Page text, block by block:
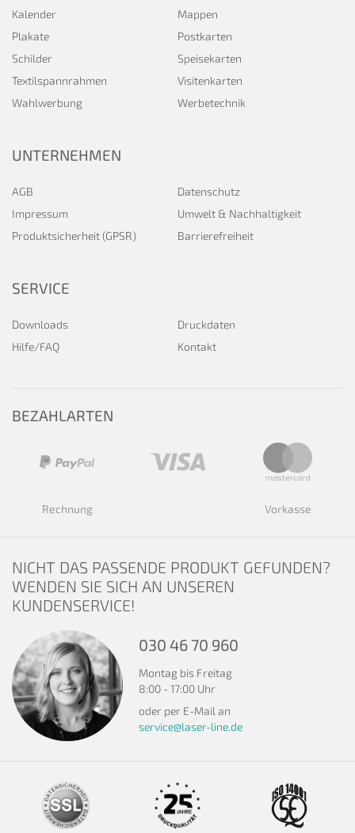
Kalender
Mappen
Plakate
Postkarten
Schilder
Speisekarten
Textilspannrahmen
Visitenkarten
Wahlwerbung
Werbetechnik
UNTERNEHMEN
AGB
Datenschutz
Impressum
Umwelt & Nachhaltigkeit
Produktsicherheit (GPSR)
Barrierefreiheit
SERVICE
Downloads
Druckdaten
Hilfe/FAQ
Kontakt
BEZAHLARTEN
Rechnung Vorkasse
NICHT DAS PASSENDE PRODUKT GEFUNDEN?
WENDEN SIE SICH AN UNSEREN
KUNDENSERVICE!
030 46 70 960
Montag bis Freitag
8:00 - 17:00 Uhr
oder per E-Mail an
service@laser-line.de